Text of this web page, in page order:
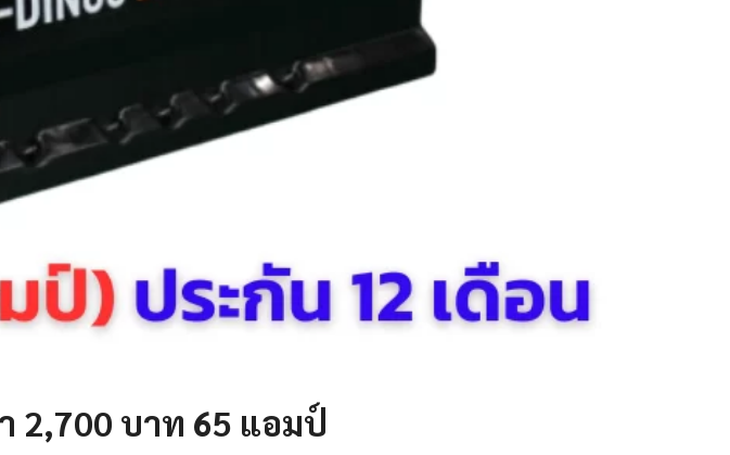
2,700 บาท 65 แอมป์